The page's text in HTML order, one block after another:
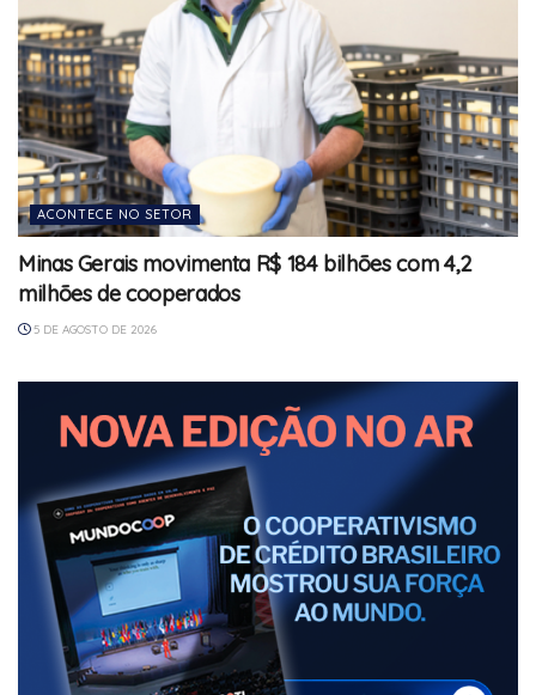
ACONTECE NO SETOR
Minas Gerais movimenta R$ 184 bilhões com 4,2
milhões de cooperados
5 DE AGOSTO DE 2026